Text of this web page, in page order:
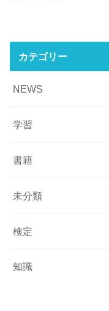
カテゴリー
NEWS
学習
書籍
未分類
検定
知識